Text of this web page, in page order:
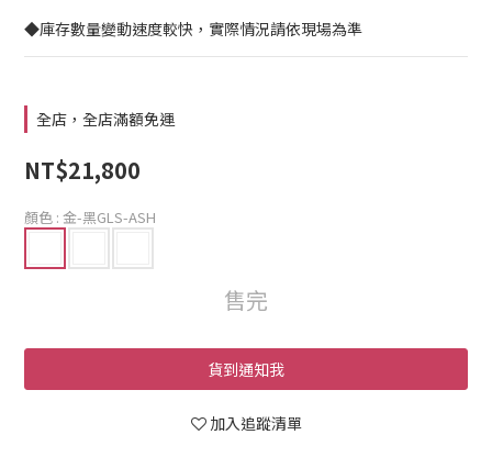
◆庫存數量變動速度較快，實際情況請依現場為準
全店，全店滿額免運
NT$21,800
顏色 : 金-黑GLS-ASH
售完
貨到通知我
加入追蹤清單